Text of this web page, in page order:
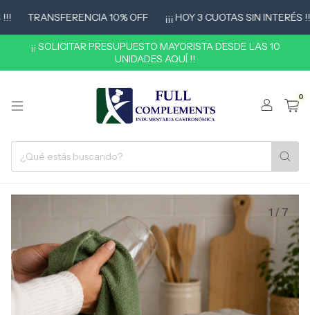
TRANSFERENCIA 10% OFF ¡¡¡ HOY 3 CUOTAS SIN INTERÉS !!!
¡¡ SOLICITAR PRESUPUESTO MAYORISTA DESDE LAS 10
UNIDADES AQUÍ !!
0
1 / 7